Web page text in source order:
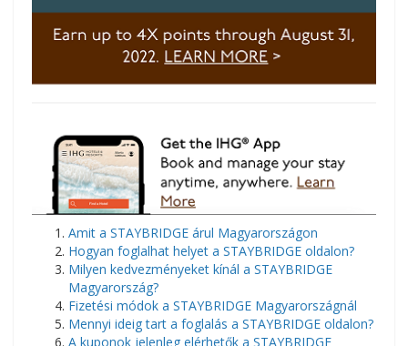
Amit a STAYBRIDGE árul Magyarországon
Hogyan foglalhat helyet a STAYBRIDGE oldalon?
Milyen kedvezményeket kínál a STAYBRIDGE
Magyarország?
Fizetési módok a STAYBRIDGE Magyarországnál
Mennyi ideig tart a foglalás a STAYBRIDGE oldalon?
A kuponok jelenleg elérhetők a STAYBRIDGE